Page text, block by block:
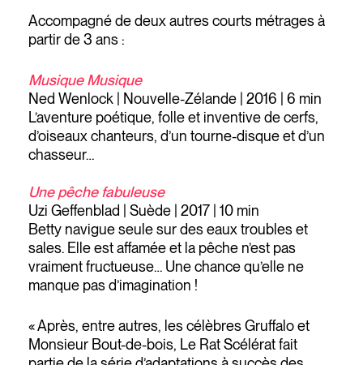
Accompagné de deux autres courts métrages à
partir de 3 ans :
Musique Musique
Ned Wenlock | Nouvelle-Zélande | 2016 | 6 min
L’aventure poétique, folle et inventive de cerfs,
d’oiseaux chanteurs, d’un tourne-disque et d’un
chasseur…
Une pêche fabuleuse
Uzi Geffenblad | Suède | 2017 | 10 min
Betty navigue seule sur des eaux troubles et
sales. Elle est affamée et la pêche n’est pas
vraiment fructueuse… Une chance qu’elle ne
manque pas d’imagination !
« Après, entre autres, les célèbres Gruffalo et
Monsieur Bout-de-bois, Le Rat Scélérat fait